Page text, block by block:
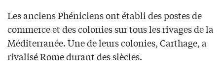
Les anciens Phéniciens ont établi des postes de
commerce et des colonies sur tous les rivages de la
Méditerranée. Une de leurs colonies, Carthage, a
rivalisé Rome durant des siècles.